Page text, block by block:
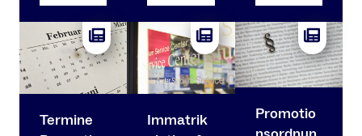
Termine
Immatrik
Promotio